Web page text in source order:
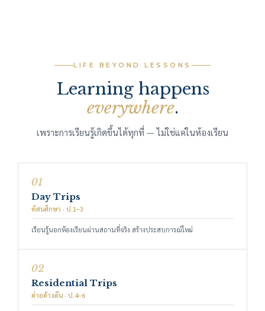
LIFE BEYOND LESSONS
Learning happens
everywhere.
เพราะการเรียนรู้เกิดขึ้นได้ทุกที่ — ไม่ใช่แค่ในห้องเรียน
01
Day Trips
ทัศนศึกษา · ป.1–3
เรียนรู้นอกห้องเรียนผ่านสถานที่จริง สร้างประสบการณ์ใหม่
02
Residential Trips
ค่ายค้างคืน · ป.4–6